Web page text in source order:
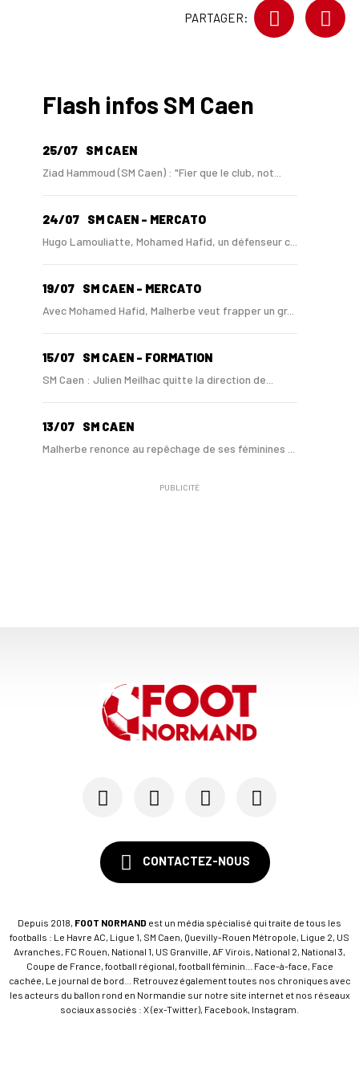
PARTAGER:
Flash infos SM Caen
25/07 SM CAEN
Ziad Hammoud (SM Caen) : "Fier que le club, not...
24/07 SM CAEN - MERCATO
Hugo Lamouliatte, Mohamed Hafid, un défenseur c...
19/07 SM CAEN - MERCATO
Avec Mohamed Hafid, Malherbe veut frapper un gr...
15/07 SM CAEN - FORMATION
SM Caen : Julien Meilhac quitte la direction de...
13/07 SM CAEN
Malherbe renonce au repêchage de ses féminines ...
SM CAEN - MERCATO
Le Rouennais Nassim Titebah sur les tablettes d...
Le Stade Malherbe sur le point de sécuriser une...
PUBLICITÉ
CONTACTEZ-NOUS
Depuis 2018, FOOT NORMAND est un média spécialisé qui traite de tous les
footballs : Le Havre AC, Ligue 1, SM Caen, Quevilly-Rouen Métropole, Ligue 2, US
Avranches, FC Rouen, National 1, US Granville, AF Virois, National 2, National 3,
Coupe de France, football régional, football féminin... Face-à-face, Face
cachée, Le journal de bord... Retrouvez également toutes nos chroniques avec
les acteurs du ballon rond en Normandie sur notre site internet et nos réseaux
sociaux associés : X (ex-Twitter), Facebook, Instagram.